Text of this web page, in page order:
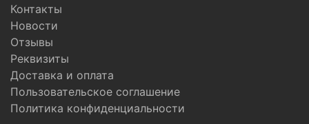
Контакты
Новости
Отзывы
Реквизиты
Доставка и оплата
Пользовательское соглашение
Политика конфиденциальности